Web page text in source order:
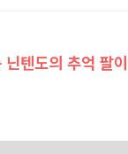
닌텐도의 추억 팔이